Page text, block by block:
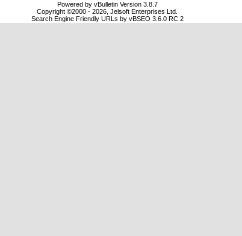
Powered by vBulletin Version 3.8.7
Copyright ©2000 - 2026, Jelsoft Enterprises Ltd.
Search Engine Friendly URLs by vBSEO 3.6.0 RC 2